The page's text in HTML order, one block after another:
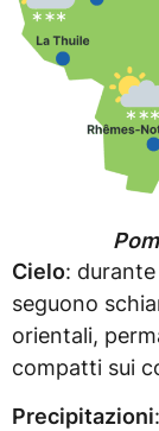
Cielo:
seguono
orientali,
compatti sui
Precipitazioni